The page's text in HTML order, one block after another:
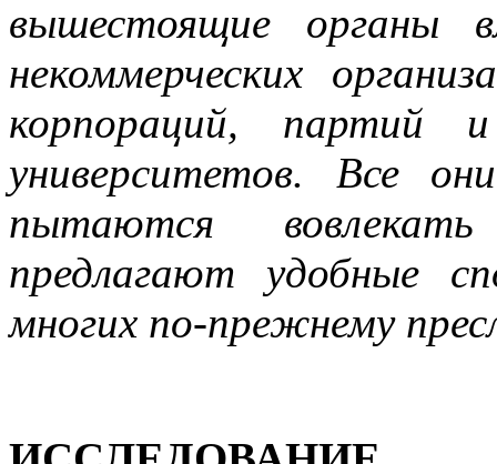
вышестоящие органы
некоммерческих
корпораций, партий
университетов. Все
пытаются
предлагают удобные
многих по-прежнему